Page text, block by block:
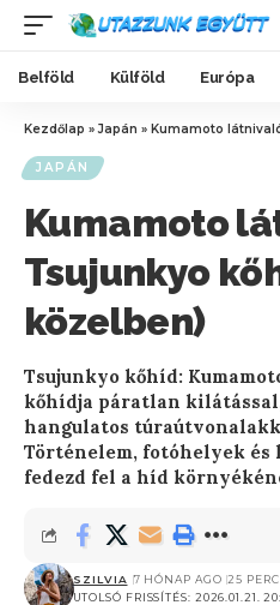
Belföld Külföld Európa
Kezdőlap »Japán » Kumamoto
JAPÁN
Kumamoto
Tsujunkyo
közelben)
Tsujunkyo kőhíd:
kőhídja páratlan
hangulatos
Történelem, fotóhelyek
fedezd fel a híd
UTOLSÓ FRISSÍTÉS: 2026.01.21.
SZILVIA 7 HÓNAP AGO 25